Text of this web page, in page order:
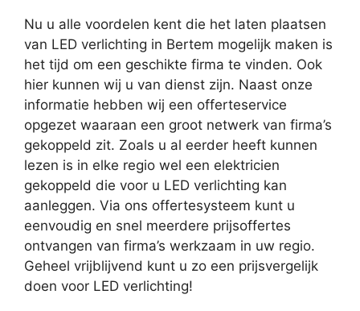
Nu u alle voordelen kent die het laten plaatsen
van LED verlichting in Bertem mogelijk maken is
het tijd om een geschikte firma te vinden. Ook
hier kunnen wij u van dienst zijn. Naast onze
informatie hebben wij een offerteservice
opgezet waaraan een groot netwerk van firma’s
gekoppeld zit. Zoals u al eerder heeft kunnen
lezen is in elke regio wel een elektricien
gekoppeld die voor u LED verlichting kan
aanleggen. Via ons offertesysteem kunt u
eenvoudig en snel meerdere prijsoffertes
ontvangen van firma’s werkzaam in uw regio.
Geheel vrijblijvend kunt u zo een prijsvergelijk
doen voor LED verlichting!